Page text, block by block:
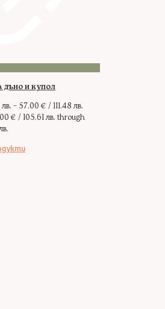
дъно и купол
–57.00 € / 111.48 лв.
€ / 105.61 лв. through